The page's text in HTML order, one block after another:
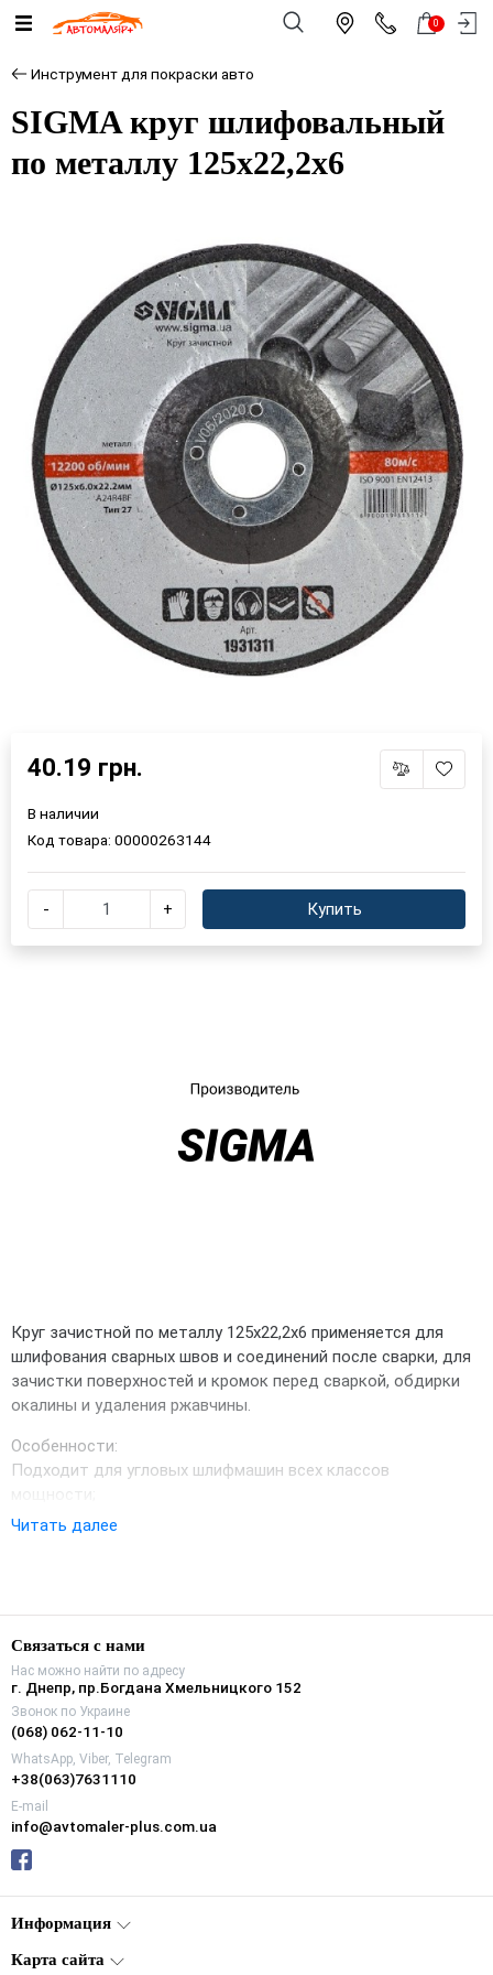
0
Инструмент для покраски авто
SIGMA круг шлифовальный
по металлу 125х22,2х6
Выберите язык магазина ×
Круг зачистной по металлу 125х22,2х6 применяется для
шлифования сварных швов и соединений после сварки, для
зачистки поверхностей и кромок перед сваркой, обдирки
окалины и удаления ржавчины.
Особенности:
Подходит для угловых шлифмашин всех классов
Армирование слоями специальной сетки, что обеспечивает
Твердость R для применения в условиях повышенных
нагрузок;
Стабильность формы при обработке.
Читать далее
40.19 грн.
В наличии
Код товара: 00000263144
- + Купить
Связаться с нами
Нас можно найти по адресу
г. Днепр, пр.Богдана Хмельницкого 152
Звонок по Украине
(068) 062-11-10
WhatsApp, Viber, Telegram
+38(063)7631110
E-mail
info@avtomaler-plus.com.ua
Информация
Карта сайта